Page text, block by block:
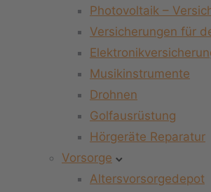
Photovoltaik –
Versicherungen für
Musikinstrumente
Drohnen
Golfausrüstung
Hörgeräte Reparatur
Vorsorge
Altersvorsorgedepot